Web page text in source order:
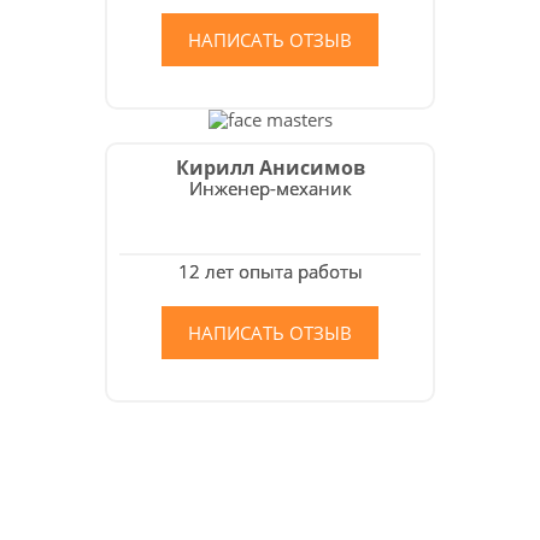
НАПИСАТЬ ОТЗЫВ
Кирилл Анисимов
Инженер-механик
12 лет опыта работы
НАПИСАТЬ ОТЗЫВ